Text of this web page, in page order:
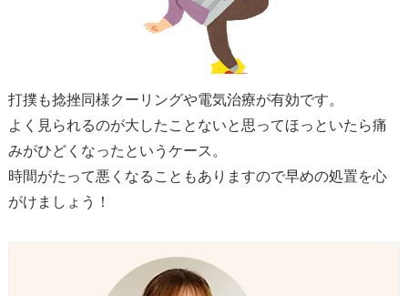
打撲も捻挫同様クーリングや電気治療が有効です。
よく見られるのが大したことないと思ってほっといたら痛
みがひどくなったというケース。
時間がたって悪くなることもありますので早めの処置を心
がけましょう！